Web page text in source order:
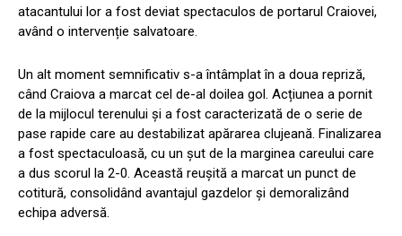
atacantului lor a fost deviat spectaculos de portarul Craiovei,
având o intervenție salvatoare.
Un alt moment semnificativ s-a întâmplat în a doua repriză,
când Craiova a marcat cel de-al doilea gol. Acțiunea a pornit
de la mijlocul terenului și a fost caracterizată de o serie de
pase rapide care au destabilizat apărarea clujeană. Finalizarea
a fost spectaculoasă, cu un șut de la marginea careului care
a dus scorul la 2-0. Această reușită a marcat un punct de
cotitură, consolidând avantajul gazdelor și demoralizând
echipa adversă.